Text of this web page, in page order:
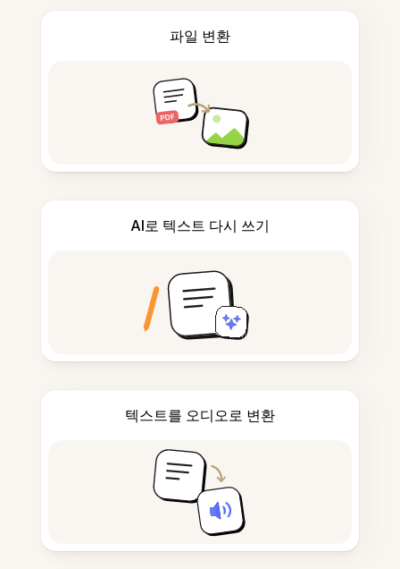
파일 변환
AI로 텍스트 다시 쓰기
텍스트를 오디오로 변환